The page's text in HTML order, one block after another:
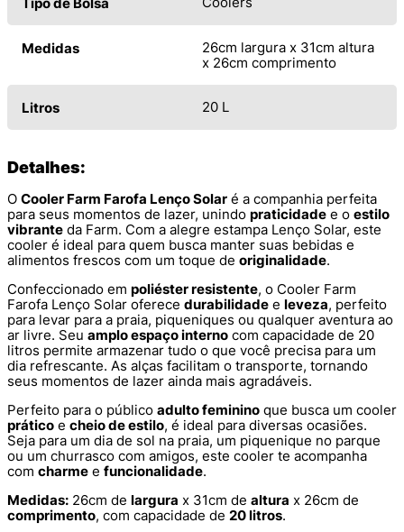
Medidas
26cm largura x 31cm altura
x 26cm comprimento
Litros 20 L
Detalhes:
O Cooler Farm Farofa Lenço Solar é a companhia perfeita
para seus momentos de lazer, unindo praticidade e o estilo
vibrante da Farm. Com a alegre estampa Lenço Solar, este
cooler é ideal para quem busca manter suas bebidas e
alimentos frescos com um toque de originalidade.
Confeccionado em poliéster resistente, o Cooler Farm
Farofa Lenço Solar oferece durabilidade e leveza, perfeito
para levar para a praia, piqueniques ou qualquer aventura ao
ar livre. Seu amplo espaço interno com capacidade de 20
litros permite armazenar tudo o que você precisa para um
dia refrescante. As alças facilitam o transporte, tornando
seus momentos de lazer ainda mais agradáveis.
Perfeito para o público adulto feminino que busca um cooler
prático e cheio de estilo, é ideal para diversas ocasiões.
Seja para um dia de sol na praia, um piquenique no parque
ou um churrasco com amigos, este cooler te acompanha
com charme e funcionalidade.
Medidas: 26cm de largura x 31cm de altura x 26cm de
comprimento, com capacidade de 20 litros.